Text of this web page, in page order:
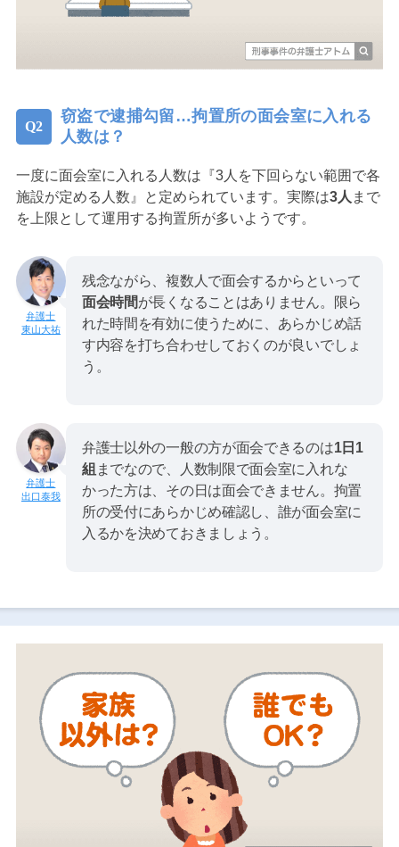
窃盗で逮捕勾留…拘置所の面会室に入れる
人数は？
一度に面会室に入れる人数は『3人を下回らない範囲で各
施設が定める人数』と定められています。実際は3人 まで
を上限として運用する拘置所が多いようです。
東山大祐
残念ながら、複数人で面会するからといって
面会時間が長くなることはありません。限ら
れた時間を有効に使うために、あらかじめ話
す内容を打ち合わせしておくのが良いでしょ
う。
出口泰我
弁護士以外の一般の方が面会できるのは1日1
組 までなので、人数制限で面会室に入れな
かった方は、その日は面会できません。拘置
所の受付にあらかじめ確認し、誰が面会室に
入るかを決めておきましょう。